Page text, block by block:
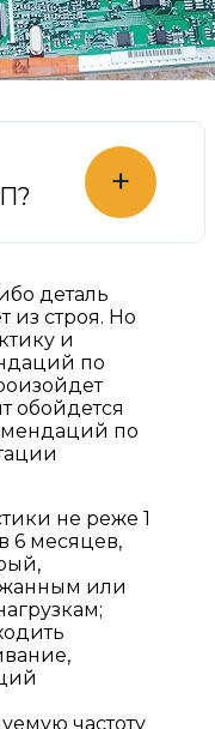
+
деталь
из строя. Но
и
по
обойдется
по
не реже 1
6 месяцев,
или
частоту